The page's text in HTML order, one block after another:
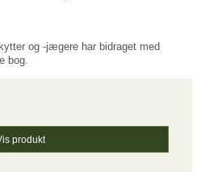
og -jægere har bidraget med
bog.
produkt